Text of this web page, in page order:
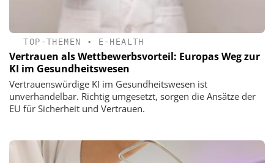
TOP-THEMEN • E-HEALTH
Vertrauen als Wettbewerbsvorteil: Europas Weg zur
KI im Gesundheitswesen
Vertrauenswürdige KI im Gesundheitswesen ist
unverhandelbar. Richtig umgesetzt, sorgen die Ansätze der
EU für Sicherheit und Vertrauen.